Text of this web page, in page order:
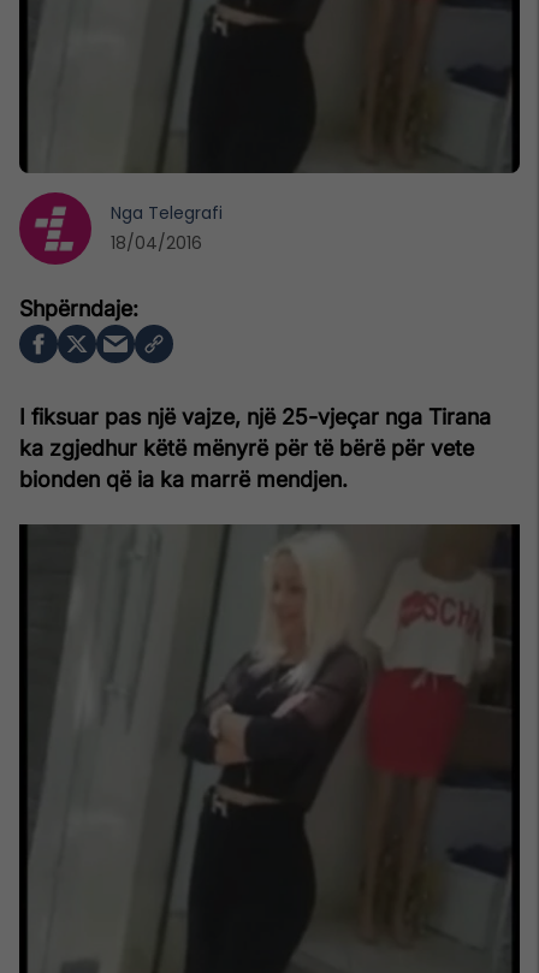
I fiksuar pas një vajze, një 25-vjeçar nga Tirana
ka zgjedhur këtë mënyrë për të bërë për vete
bionden që ia ka marrë mendjen.
Nga Telegrafi
18/04/2016